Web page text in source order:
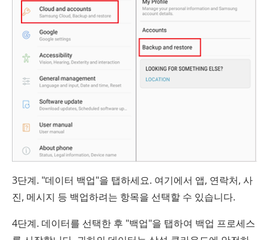
3단계. "데이터 백업"을 탭하세요. 여기에서 앱, 연락처, 사
진, 메시지 등 백업하려는 항목을 선택할 수 있습니다.
4단계. 데이터를 선택한 후 "백업"을 탭하여 백업 프로세스